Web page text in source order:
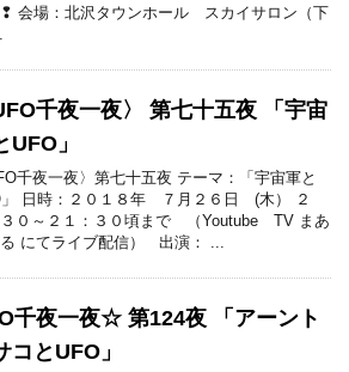
会場：北沢タウンホール スカイサロン（下
千夜一夜〉 第七十五夜 「宇宙
UFO」
千夜一夜〉第七十五夜 テーマ：「宇宙軍と
」 日時：２０１８年 ７月２６日 (木） ２
３０～２１：３０頃まで （Youtube TV まあ
る にてライブ配信） 出演： ...
千夜一夜☆ 第124夜 「アーント
コとUFO」